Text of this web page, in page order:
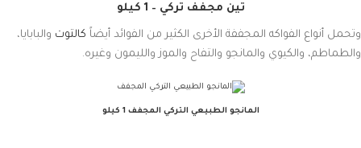
تين مجفف تركي – 1 كيلو
وتحمل أنواع الفواكه المجففة الأخرى الكثير من الفوائد أيضاً كالتوت والبابايا،
والطماطم، والكيوي والمانجو والتفاح والموز والليمون وغيره.
المانجو الطبيعي التركي المجفف 1 كيلو